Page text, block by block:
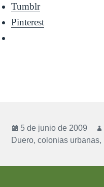
Tumblr
Pinterest
Publicado
el
5 de junio de 2009
Duero,colonias urbanas,